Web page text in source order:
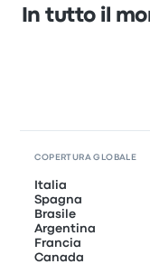
In tutto il
COPERTURA GLOBALE
Italia
Spagna
Brasile
Argentina
Francia
Canada